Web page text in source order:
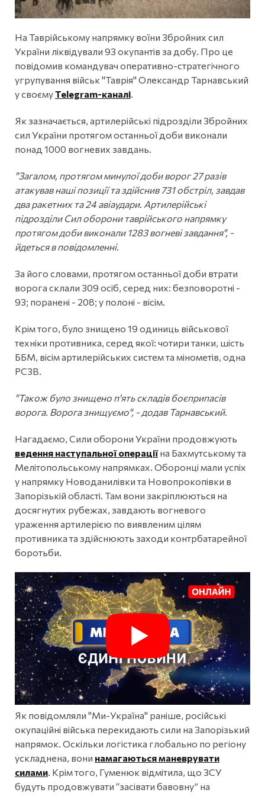
На Таврійському напрямку воїни Збройних сил
України ліквідували 93 окупантів за добу. Про це
повідомив командувач оперативно-стратегічного
угрупування військ "Таврія" Олександр Тарнавський
у своємуTelegram-каналі
Як зазначається, артилерійські підрозділи Збройних
сил України протягом останньої доби виконали
понад 1000 вогневих завдань.
"Загалом, протягом минулої доби ворог 27 разів
атакував наші позиції та здійснив 731 обстріл, завдав
два ракетних та 24 авіаудари. Артилерійські
підрозділи Сил оборони таврійського напрямку
протягом доби виконали 1283 вогневі завдання", -
йдеться в повідомленні.
За його словами, протягом останньої доби втрати
ворога склали 309 осіб, серед них: безповоротні -
93; поранені - 208; у полоні - вісім.
Крім того, було знищено 19 одиниць військової
техніки противника, серед якої: чотири танки, шість
ББМ, вісім артилерійських систем та мінометів, одна
РСЗВ.
"Також було знищено п'ять складів боєприпасів
ворога. Ворога знищуємо", - додав Тарнавський.
Нагадаємо, Сили оборони України продовжують
ведення наступальної операціїна Бахмутському та
Мелітопольському напрямках. Оборонці мали успіх
у напрямку Новоданилівки та Новопрокопівки в
Запорізькій області. Там вони закріплюються на
досягнутих рубежах, завдають вогневого
ураження артилерією по виявленим цілям
противника та здійснюють заходи контрбатарейної
боротьби.
Як повідомляли "Ми-Україна" раніше, російські
окупаційні війська перекидають сили на Запорізький
напрямок. Оскільки логістика глобально по регіону
ускладнена, вони намагаються маневрувати
силами . Крім того, Гуменюк відмітила, що ЗСУ
будуть продовжувати “засівати бавовну” на